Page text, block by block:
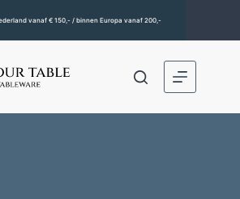
vanaf € 150,- / binnen Europa vanaf 200,-